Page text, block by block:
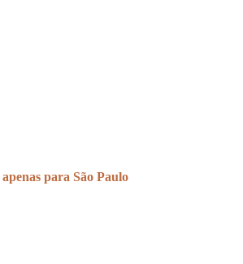
apenas para São Paulo